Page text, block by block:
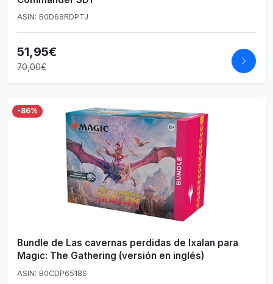
ASIN: B0D68RDPTJ
51,95€
70,00€
-86%
Bundle de Las cavernas perdidas de Ixalan para
Magic: The Gathering (versión en inglés)
ASIN: B0CDP6518S